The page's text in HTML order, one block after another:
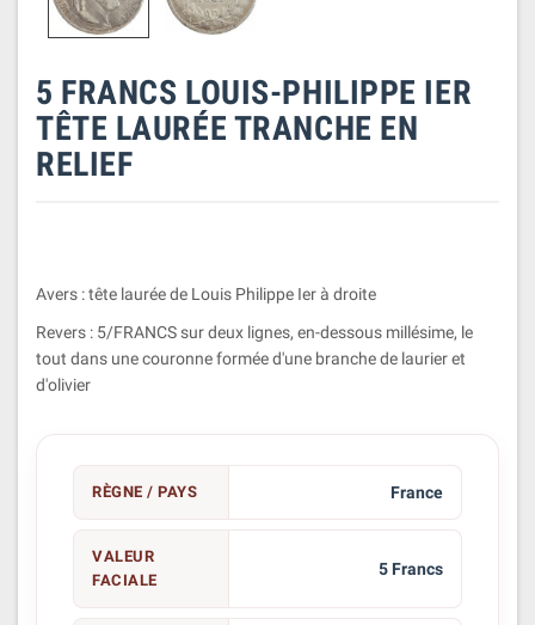
5 FRANCS LOUIS-PHILIPPE IER
TÊTE LAURÉE TRANCHE EN
RELIEF
Avers : tête laurée de Louis Philippe Ier à droite
Revers : 5/FRANCS sur deux lignes, en-dessous millésime, le
tout dans une couronne formée d'une branche de laurier et
d'olivier
RÈGNE / PAYS France
VALEUR
FACIALE
5 Francs